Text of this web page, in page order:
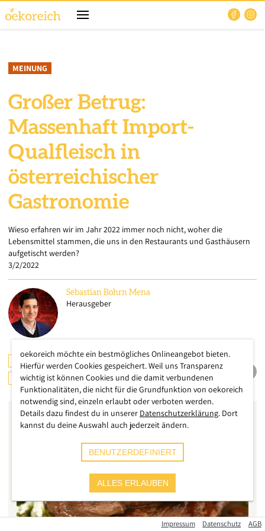
MEINUNG
Großer Betrug:
Massenhaft Import-
Qualfleisch in
österreichischer
Gastronomie
Wieso erfahren wir im Jahr 2022 immer noch nicht, woher die
Lebensmittel stammen, die uns in den Restaurants und Gasthäusern
aufgetischt werden?
3/2/2022
Sebastian Bohrn Mena
Herausgeber
ERNÄHRUNG
LANDWIRTSCHAFT
ÖSTERREICH
Impressum Datenschutz AGB
oekoreich möchte ein bestmögliches Onlineangebot bieten.
Hierfür werden Cookies gespeichert. Weil uns Transparenz
wichtig ist können Cookies und die damit verbundenen
Funktionalitäten, die nicht für die Grundfunktion von oekoreich
notwendig sind, einzeln erlaubt oder verboten werden.
Details dazu findest du in unserer Datenschutzerklärung. Dort
kannst du deine Auswahl auch jederzeit ändern.
BENUTZERDEFINIERT
ALLES ERLAUBEN